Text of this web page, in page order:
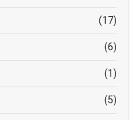
(17)
(6)
(1)
(5)